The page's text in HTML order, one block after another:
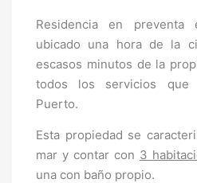
Residencia en preventa
ubicado una hora de la
escasos minutos de la
todos los servicios que
Puerto.
Esta propiedad se
mar y contar con 3
una con baño propio.